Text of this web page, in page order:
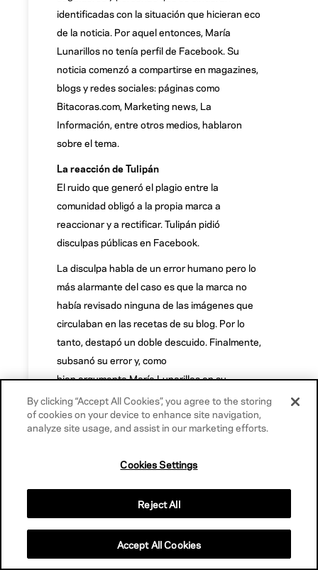
identificadas con la situación que hicieran eco
de la noticia. Por aquel entonces, María
Lunarillos no tenía perfil de Facebook. Su
noticia comenzó a compartirse en magazines,
blogs y redes sociales: páginas como
Bitacoras.com, Marketing news, La
Información, entre otros medios, hablaron
sobre el tema.
La reacción de Tulipán
El ruido que generó el plagio entre la
comunidad obligó a la propia marca a
reaccionar y a rectificar. Tulipán pidió
disculpas públicas en Facebook.
La disculpa habla de un error humano pero lo
más alarmante del caso es que la marca no
había revisado ninguna de las imágenes que
circulaban en las recetas de su blog. Por lo
tanto, destapó un doble descuido. Finalmente,
subsanó su error y, como
bien argumenta María Lunarillos en su
blog,Tulipán pide disculpas públicas y
personales, ya que contactaron con ella vía
telefónica y por email. “Argumentan que ha
afecta a dos personas, que del resto de fotos
sí que tenían permiso. O sea, que habían
comprobado que no estaban protegidas por
aprendió a ser más cuidadosa en la gestión de
su contenido. Los comentarios negativos en
By clicking “Accept All Cookies”, you agree to the storing
of cookies on your device to enhance site navigation,
analyze site usage, and assist in our marketing efforts.
Cookies Settings
Reject All
Accept All Cookies